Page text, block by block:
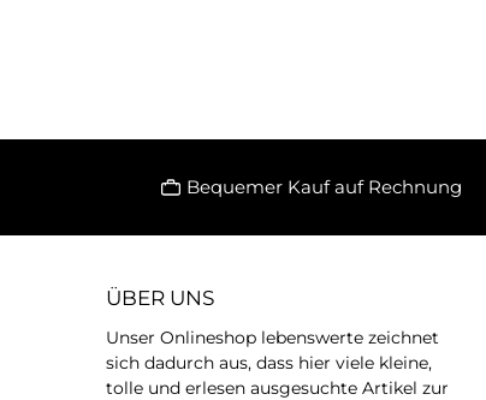
Bequemer Kauf auf Rechnung
ÜBER UNS
Unser Onlineshop lebenswerte zeichnet
sich dadurch aus, dass hier viele kleine,
tolle und erlesen ausgesuchte Artikel zur